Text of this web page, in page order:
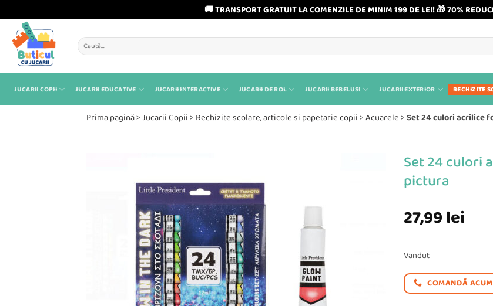
🚚 TRANSPORT GRATUIT LA COMENZILE DE MINIM 199 DE LEI! 🎁 70%
content
Caută
după:
JUCARII COPII JUCARII EDUCATIVE JUCARII INTERACTIVE JUCARII DE ROL JUCARII BEBELUSI JUCARII EXTERIOR RECHIZITE
Prima pagină>Jucarii Copii> Rechizite scolare, articole si papetarie copii>Acuarele>Set 24 culori acrilice
Set 24 culori
pictura
27,99lei
Vandut
COMANDĂ